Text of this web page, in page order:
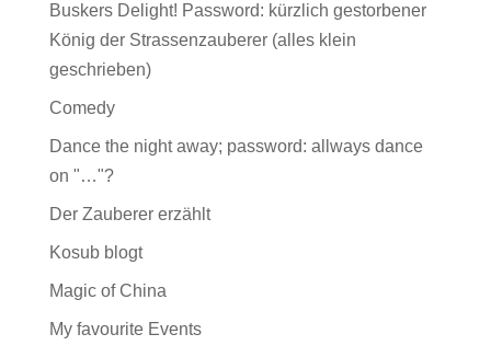
Buskers Delight! Password: kürzlich gestorbener
König der Strassenzauberer (alles klein
geschrieben)
Comedy
Dance the night away; password: allways dance
on "…"?
Der Zauberer erzählt
Kosub blogt
Magic of China
My favourite Events